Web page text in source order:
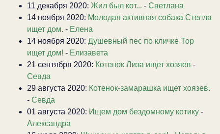
11 декабря 2020: Жил был кот... - Светлана
14 ноября 2020: Молодая активная собака Стелла
ищет дом. - Елена
14 ноября 2020: Душевный пес по кличке Тор
ищет дом! - Елизавета
21 сентября 2020: Котенок Лиза ищет хозяев -
Севда
29 августа 2020: Котенок-замарашка ищет хоязев.
- Севда
01 августа 2020: Ищем дом бездомному котику -
Александра